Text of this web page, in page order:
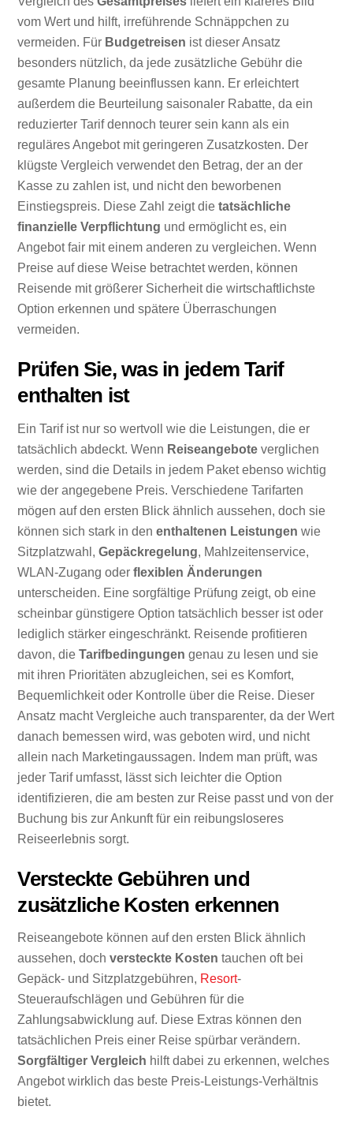
vom Wert und hilft, irreführende Schnäppchen zu
vermeiden. Für Budgetreisen ist dieser Ansatz
besonders nützlich, da jede zusätzliche Gebühr die
gesamte Planung beeinflussen kann. Er erleichtert
außerdem die Beurteilung saisonaler Rabatte, da ein
reduzierter Tarif dennoch teurer sein kann als ein
reguläres Angebot mit geringeren Zusatzkosten. Der
klügste Vergleich verwendet den Betrag, der an der
Kasse zu zahlen ist, und nicht den beworbenen
Einstiegspreis. Diese Zahl zeigt dietatsächliche
finanzielle Verpflichtung und ermöglicht es, ein
Angebot fair mit einem anderen zu vergleichen. Wenn
Preise auf diese Weise betrachtet werden, können
Reisende mit größerer Sicherheit die wirtschaftlichste
Option erkennen und spätere Überraschungen
vermeiden.
Prüfen Sie, was in jedem Tarif
enthalten ist
Ein Tarif ist nur so wertvoll wie die Leistungen, die er
tatsächlich abdeckt. Wenn Reiseangebote verglichen
werden, sind die Details in jedem Paket ebenso wichtig
wie der angegebene Preis. Verschiedene Tarifarten
mögen auf den ersten Blick ähnlich aussehen, doch sie
können sich stark in denenthaltenen Leistungen wie
Sitzplatzwahl,Gepäckregelung, Mahlzeitenservice,
WLAN-Zugang oderflexiblen Änderungen
unterscheiden. Eine sorgfältige Prüfung zeigt, ob eine
scheinbar günstigere Option tatsächlich besser ist oder
lediglich stärker eingeschränkt. Reisende profitieren
davon, dieTarifbedingungen genau zu lesen und sie
mit ihren Prioritäten abzugleichen, sei es Komfort,
Bequemlichkeit oder Kontrolle über die Reise. Dieser
Ansatz macht Vergleiche auch transparenter, da der Wert
danach bemessen wird, was geboten wird, und nicht
allein nach Marketingaussagen. Indem man prüft, was
jeder Tarif umfasst, lässt sich leichter die Option
identifizieren, die am besten zur Reise passt und von der
Buchung bis zur Ankunft für ein reibungsloseres
Reiseerlebnis sorgt.
Versteckte Gebühren und
zusätzliche Kosten erkennen
Reiseangebote können auf den ersten Blick ähnlich
aussehen, dochversteckte Kosten tauchen oft bei
Gepäck- und Sitzplatzgebühren, Resort-
Steueraufschlägen und Gebühren für die
Zahlungsabwicklung auf. Diese Extras können den
tatsächlichen Preis einer Reise spürbar verändern.
Sorgfältiger Vergleich hilft dabei zu erkennen, welches
Angebot wirklich das beste Preis-Leistungs-Verhältnis
bietet.